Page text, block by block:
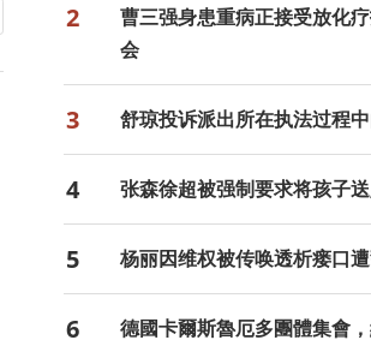
2
曹三强身患重病正接受放化
会
3 舒琼投诉派出所在执法过程
4 张森徐超被强制要求将孩子
5 杨丽因维权被传唤透析瘘口
6
德國卡爾斯魯厄多團體集會